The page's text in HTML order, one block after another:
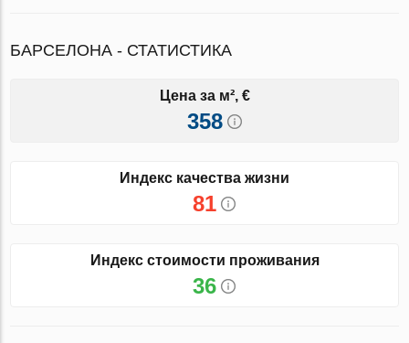
БАРСЕЛОНА - СТАТИСТИКА
Цена за м², €
358
Индекс качества жизни
81
Индекс стоимости проживания
36